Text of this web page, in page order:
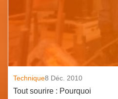
Technique8 Déc. 2010
Tout sourire : Pourquoi